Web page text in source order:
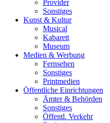
Provider
Sonstiges
Kunst & Kultur
Musical
Kabarett
Museum
Medien & Werbung
Fernsehen
Sonstiges
Printmedien
Öffentliche Einrichtungen
Ämter & Behörden
Sonstiges
Öffentl. Verkehr